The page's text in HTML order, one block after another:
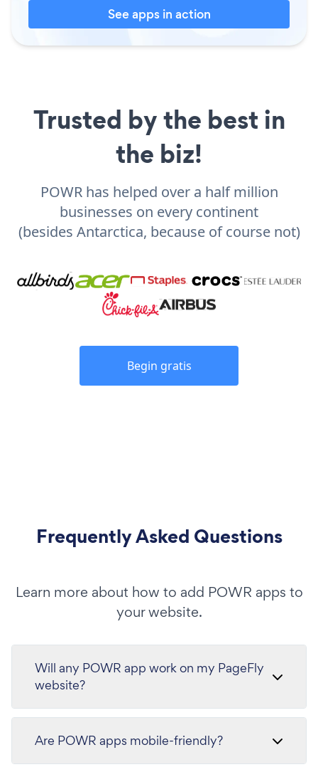
See apps in action
Trusted by the best in
the biz!
POWR has helped over a half million
businesses on every continent
(besides Antarctica, because of course not)
Begin gratis
Frequently Asked Questions
Learn more about how to add POWR apps to
your website.
Will any POWR app work on my PageFly
website?
Are POWR apps mobile-friendly?